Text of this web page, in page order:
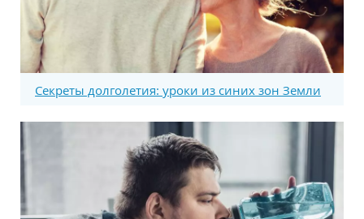
Секреты долголетия: уроки из синих зон Земли